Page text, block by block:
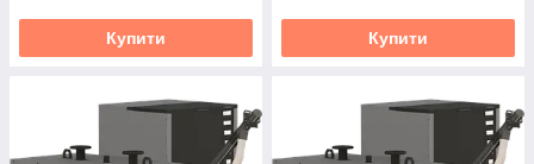
Купити Купити